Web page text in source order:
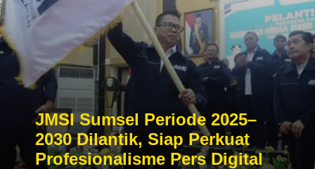
JMSI Sumsel Periode 2025–
2030 Dilantik, Siap Perkuat
Profesionalisme Pers Digital